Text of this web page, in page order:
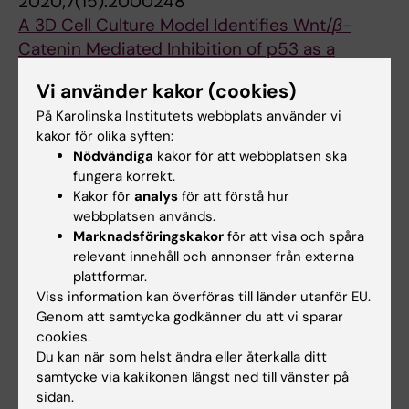
A 3D Cell Culture Model Identifies Wnt/β-
Catenin Mediated Inhibition of p53 as a
Regeneration
Oliva-Vilarnau N; Vorrink SU; Ingelman-
Sundberg M; Lauschke VM
ARTICLE:CELL REPORTS.
Radiation Triggers a Dynamic Sequence of
Transient Microglial Alterations in Juvenile
Osman AM; Sun Y; Burns TC; He L; Kee N;
Oliva-Vilarnau N; Alevyzaki A; Zhou K;
Louhivuori L; Uhlen P; Hedlund E; Betsholtz C;
Lauschke VM; Kele J; Blomgren K
Alla författare
Alla övriga publikationer
DOCTORAL THESIS:
Vi använder kakor (cookies)
På Karolinska Institutets webbplats använder vi
kakor för olika syften:
Nödvändiga kakor för att webbplatsen ska
fungera korrekt.
Kakor för analys för att förstå hur
webbplatsen används.
Marknadsföringskakor för att visa och spåra
relevant innehåll och annonser från externa
plattformar.
Viss information kan överföras till länder utanför EU.
Genom att samtycka godkänner du att vi sparar
cookies.
Du kan när som helst ändra eller återkalla ditt
samtycke via kakikonen längst ned till vänster på
sidan.